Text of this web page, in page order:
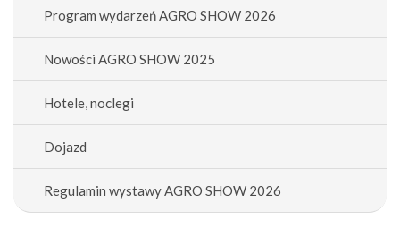
Program wydarzeń AGRO SHOW 2026
Nowości AGRO SHOW 2025
Hotele, noclegi
Dojazd
Regulamin wystawy AGRO SHOW 2026